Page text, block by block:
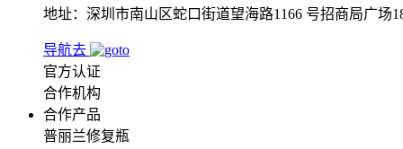
地址：深圳市南山区蛇口街道望海路1166 号招商局广场
导航去
官方认证
合作机构
合作产品
普丽兰修复瓶